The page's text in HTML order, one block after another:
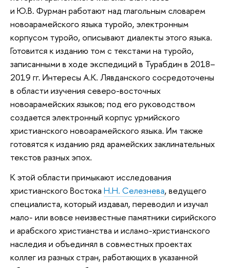
и Ю.В. Фурман работают над глагольным словарем
новоарамейского языка туройо, электронным
корпусом туройо, описывают диалекты этого языка.
Готовится к изданию том с текстами на туройо,
записанными в ходе экспедиций в Турабдин в 2018–
2019 гг. Интересы А.К. Лявданского сосредоточены
в области изучения северо-восточных
новоарамейских языков; под его руководством
создается электронный корпус урмийского
христианского новоарамейского языка. Им также
готовятся к изданию ряд арамейских заклинательных
текстов разных эпох.
К этой области примыкают исследования
христианского Востока Н.Н. Селезнева, ведущего
специалиста, который издавал, переводил и изучал
мало- или вовсе неизвестные памятники сирийского
и арабского христианства и исламо-христианского
наследия и объединял в совместных проектах
коллег из разных стран, работающих в указанной